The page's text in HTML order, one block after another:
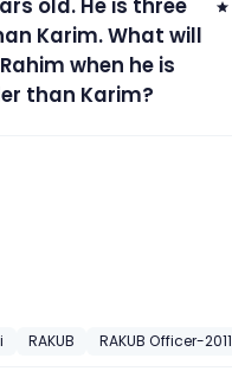
old. He is three
Karim. What will
when he is
than Karim?
RAKUB RAKUB Officer-2011